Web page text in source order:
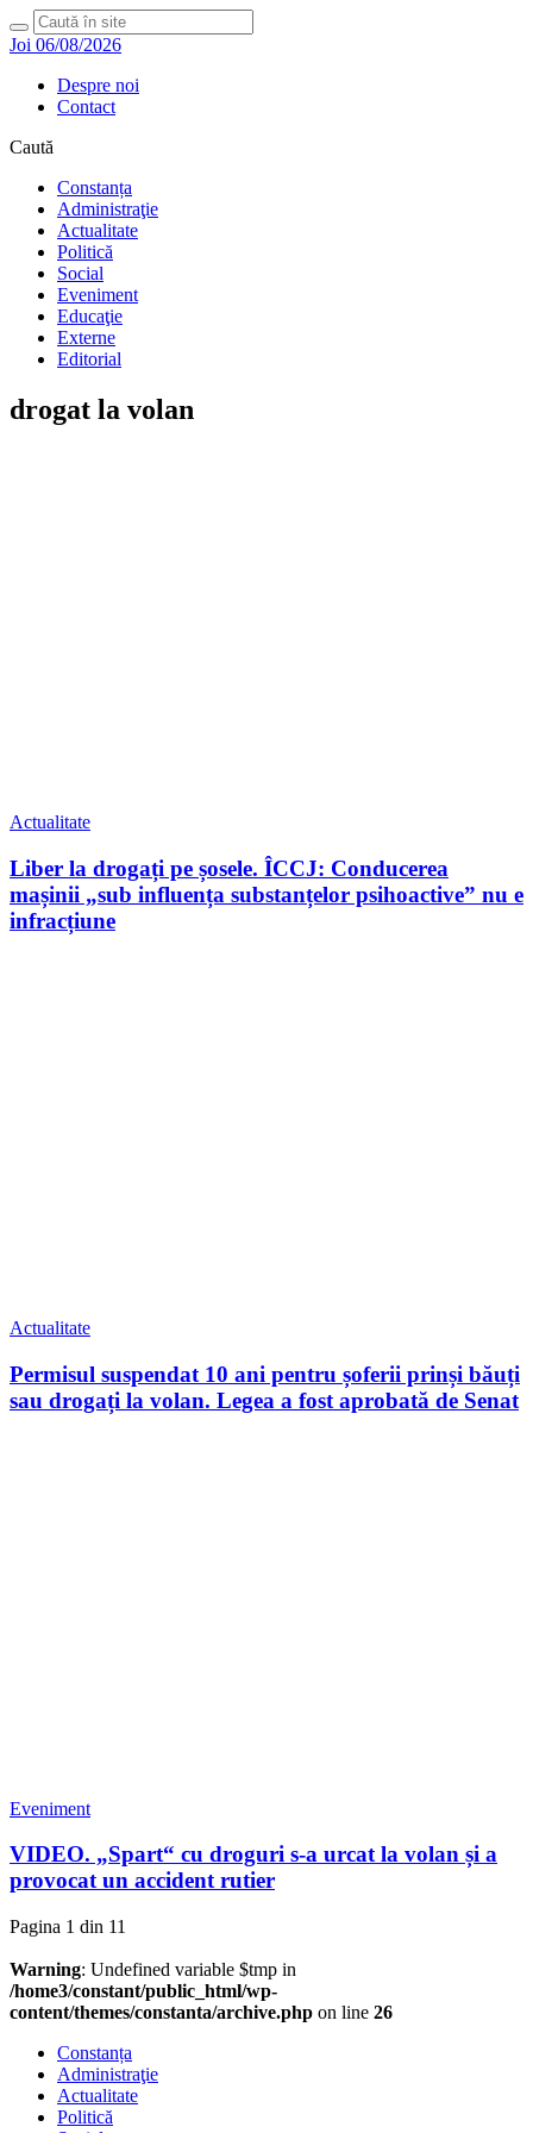
Joi 06/08/2026
Despre noi
Contact
Caută
Constanța
Administraţie
Actualitate
Politică
Social
Eveniment
Educaţie
Externe
Editorial
drogat la volan
Actualitate
Liber la drogați pe șosele. ÎCCJ: Conducerea
mașinii „sub influența substanțelor psihoactive” nu e
infracțiune
Actualitate
Permisul suspendat 10 ani pentru șoferii prinși băuți
sau drogați la volan. Legea a fost aprobată de Senat
Eveniment
VIDEO. „Spart“ cu droguri s-a urcat la volan și a
provocat un accident rutier
Pagina 1 din 11
Warning: Undefined variable $tmp in
/home3/constant/public_html/wp-
content/themes/constanta/archive.php on line 26
Constanța
Administraţie
Actualitate
Politică